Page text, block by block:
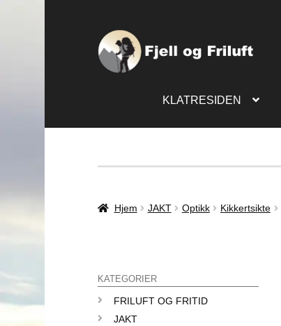
KLATRESIDEN
Hjem JAKT Optikk Kikkertsikte
KATEGORIER
FRILUFT OG FRITID
JAKT